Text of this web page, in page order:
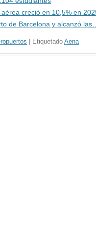
creció en 10,5% en
de Barcelona y alcanzó las…
| Etiquetado Aena